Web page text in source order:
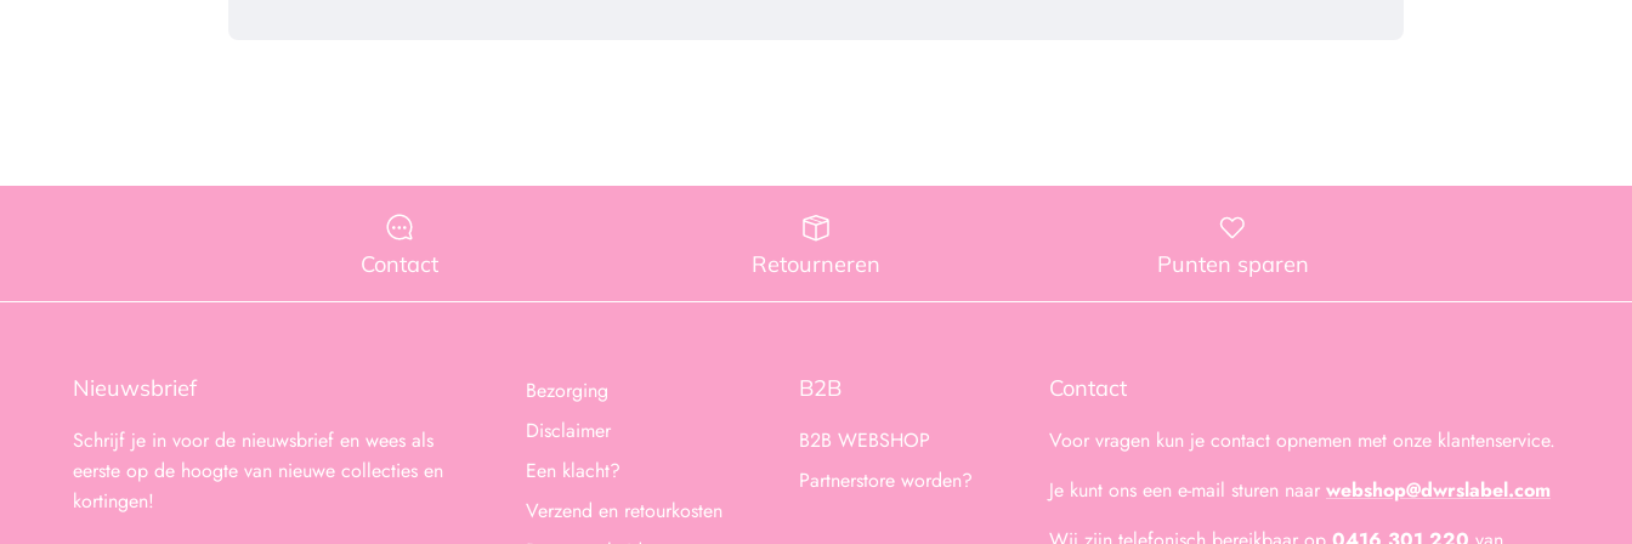
Contact Retourneren Punten sparen
Nieuwsbrief
Schrijf je in voor de nieuwsbrief en wees als
eerste op de hoogte van nieuwe collecties en
kortingen!
Bezorging
Disclaimer
Een klacht?
Verzend en retourkosten
B2B
B2B WEBSHOP
Partnerstore worden?
Contact
Voor vragen kun je contact opnemen met onze klantenservice.
Je kunt ons een e-mail sturen naar webshop@dwrslabel.com